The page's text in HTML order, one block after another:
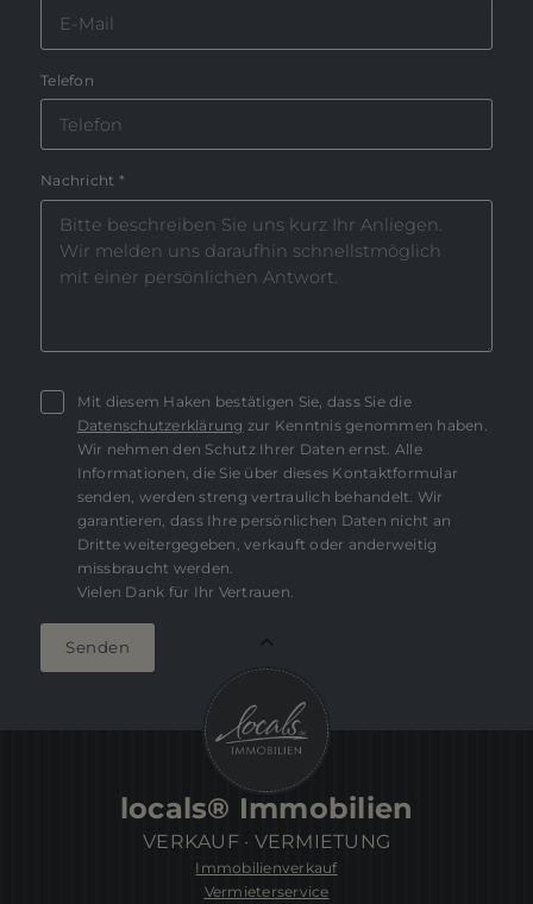
Telefon
Nachricht *
Mit diesem Haken bestätigen Sie, dass Sie die
Datenschutzerklärung zur Kenntnis genommen haben.
Wir nehmen den Schutz Ihrer Daten ernst. Alle
Informationen, die Sie über dieses Kontaktformular
senden, werden streng vertraulich behandelt. Wir
garantieren, dass Ihre persönlichen Daten nicht an
Dritte weitergegeben, verkauft oder anderweitig
missbraucht werden.
Vielen Dank für Ihr Vertrauen.
Senden
locals® Immobilien
VERKAUF · VERMIETUNG
Immobilienverkauf
Vermieterservice